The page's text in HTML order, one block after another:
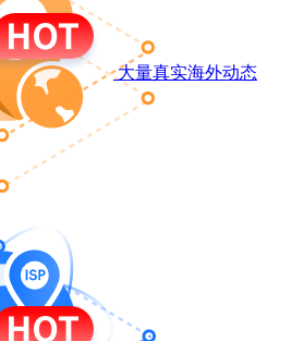
大量真实海外动态